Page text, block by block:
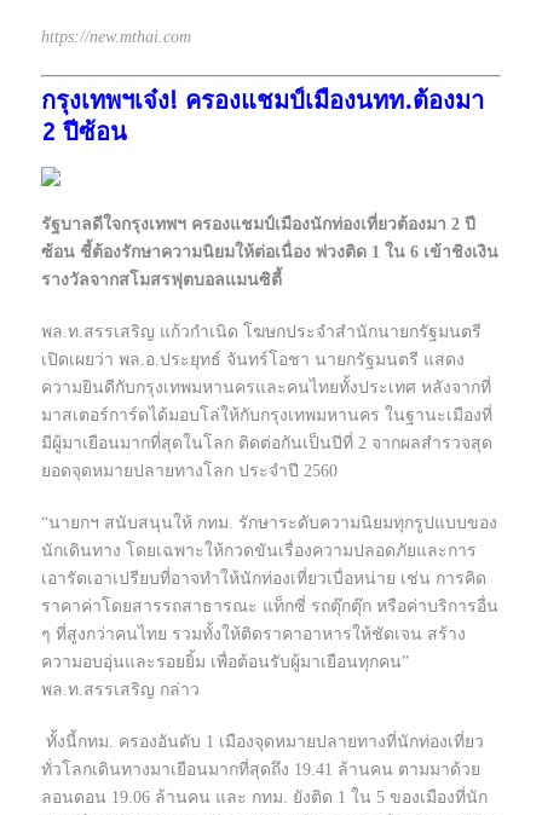
https://new.mthai.com
กรุงเทพฯเจ๋ง! ครองแชมป์เมืองนทท.ต้องมา
2 ปีซ้อน
รัฐบาลดีใจกรุงเทพฯ ครองแชมป์เมืองนักท่องเที่ยวต้องมา 2 ปี
ซ้อน ชี้ต้องรักษาความนิยมให้ต่อเนื่อง พ่วงติด 1 ใน 6 เข้าชิงเงิน
รางวัลจากสโมสรฟุตบอลแมนซิตี้
พล.ท.สรรเสริญ แก้วกำเนิด โฆษกประจำสำนักนายกรัฐมนตรี
เปิดเผยว่า พล.อ.ประยุทธ์ จันทร์โอชา นายกรัฐมนตรี แสดง
ความยินดีกับกรุงเทพมหานครและคนไทยทั้งประเทศ หลังจากที่
มาสเตอร์การ์ดได้มอบโล่ให้กับกรุงเทพมหานคร ในฐานะเมืองที่
มีผู้มาเยือนมากที่สุดในโลก ติดต่อกันเป็นปีที่ 2 จากผลสำรวจสุด
ยอดจุดหมายปลายทางโลก ประจำปี 2560
“นายกฯ สนับสนุนให้ กทม. รักษาระดับความนิยมทุกรูปแบบของ
นักเดินทาง โดยเฉพาะให้กวดขันเรื่องความปลอดภัยและการ
เอารัดเอาเปรียบที่อาจทำให้นักท่องเที่ยวเบื่อหน่าย เช่น การคิด
ราคาค่าโดยสารรถสาธารณะ แท็กซี่ รถตุ๊กตุ๊ก หรือค่าบริการอื่น
ๆ ที่สูงกว่าคนไทย รวมทั้งให้ติดราคาอาหารให้ชัดเจน สร้าง
ความอบอุ่นและรอยยิ้ม เพื่อต้อนรับผู้มาเยือนทุกคน”
พล.ท.สรรเสริญ กล่าว
ทั้งนี้กทม. ครองอันดับ 1 เมืองจุดหมายปลายทางที่นักท่องเที่ยว
ทั่วโลกเดินทางมาเยือนมากที่สุดถึง 19.41 ล้านคน ตามมาด้วย
ลอนดอน 19.06 ล้านคน และ กทม. ยังติด 1 ใน 5 ของเมืองที่นัก